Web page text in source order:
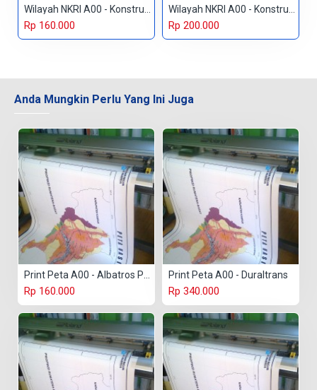
Rp 160.000 Rp 200.000
Anda Mungkin Perlu Yang Ini Juga
Rp 160.000
Print Peta A00 - Duraltrans
Rp 340.000